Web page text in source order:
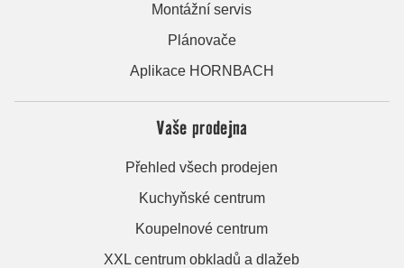
Montážní servis
Plánovače
Aplikace HORNBACH
Vaše prodejna
Přehled všech prodejen
Kuchyňské centrum
Koupelnové centrum
XXL centrum obkladů a dlažeb